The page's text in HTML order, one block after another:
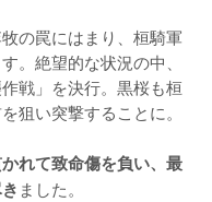
の罠にはまり、桓騎軍
。絶望的な状況の中、
戦」を決行。黒桜も桓
狙い突撃することに。
れて致命傷を負い、最
ました。